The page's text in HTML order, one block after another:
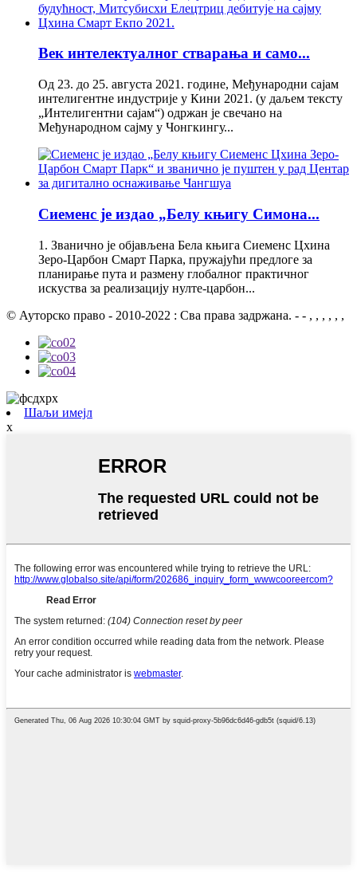
Век интелектуалног стварања и само...
Од 23. до 25. августа 2021. године, Међународни сајам
интелигентне индустрије у Кини 2021. (у даљем тексту
„Интелигентни сајам“) одржан је свечано на
Међународном сајму у Чонгкингу...
Сиеменс је издао „Белу књигу Симона...
1. Званично је објављена Бела књига Сиеменс Цхина
Зеро-Царбон Смарт Парка, пружајући предлоге за
планирање пута и размену глобалног практичног
искуства за реализацију нулте-царбон...
© Ауторско право - 2010-2022 : Сва права задржана. - - , , , , , ,
Шаљи имејл
x